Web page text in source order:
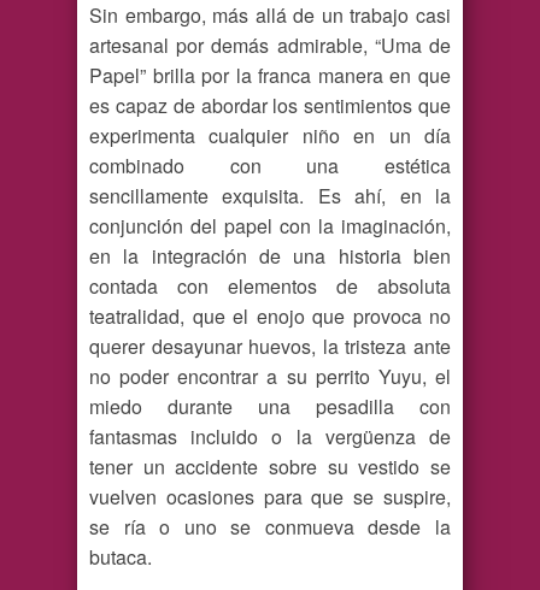
Sin embargo, más allá de un trabajo casi
artesanal por demás admirable, “Uma de
Papel” brilla por la franca manera en que
es capaz de abordar los sentimientos que
experimenta cualquier niño en un día
combinado con una estética
sencillamente exquisita. Es ahí, en la
conjunción del papel con la imaginación,
en la integración de una historia bien
contada con elementos de absoluta
teatralidad, que el enojo que provoca no
querer desayunar huevos, la tristeza ante
no poder encontrar a su perrito Yuyu, el
miedo durante una pesadilla con
fantasmas incluido o la vergüenza de
tener un accidente sobre su vestido se
vuelven ocasiones para que se suspire,
se ría o uno se conmueva desde la
butaca.